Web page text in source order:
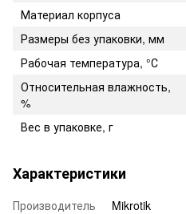
Материал корпуса
Размеры без упаковки, мм
Рабочая температура, °С
Относительная влажность,
%
Вес в упаковке, г
Характеристики
Производитель
Mikrotik